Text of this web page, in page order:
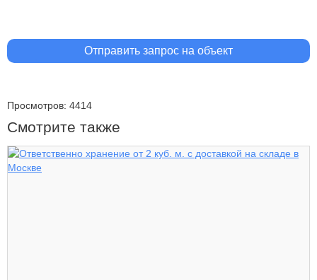
Отправить запрос на объект
Просмотров: 4414
Смотрите также